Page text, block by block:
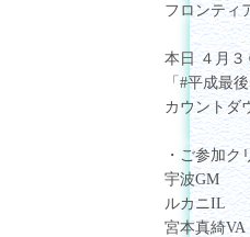
フロンティ
本日 ４月３
「#平成最
カウントダ
・ご参加ク
宇波GM
ルカニIL
宮本真綺VA